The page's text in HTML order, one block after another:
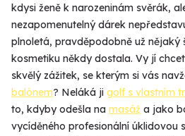
kdysi ženě k narozeninám svěrák,
nezapomenutelný dárek
plnoletá, pravděpodobně už nějaký
kosmetiku někdy dostala. Vy jí
skvělý zážitek, se kterým si vás
balónem? Neláká ji golf s vlastním
to, kdyby odešla na masáž a jako
vycíděného profesionální úklidovou